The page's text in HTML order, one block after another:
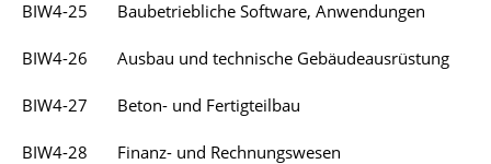
BIW4-25 Baubetriebliche Software, Anwendungen
BIW4-26 Ausbau und technische Gebäudeausrüstung
BIW4-27 Beton- und Fertigteilbau
BIW4-28 Finanz- und Rechnungswesen